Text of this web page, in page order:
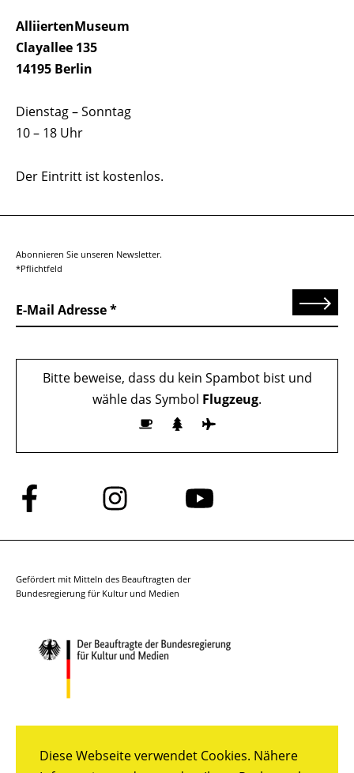
Diese Webseite verwendet Cookies. Nähere
AlliiertenMuseum
Clayallee 135
14195 Berlin
Dienstag – Sonntag
10 – 18 Uhr
Der Eintritt ist kostenlos.
Abonnieren Sie unseren Newsletter.
*Pflichtfeld
E-Mail Adresse Senden
Bitte beweise, dass du kein Spambot bist und
wähle das Symbol Flugzeug.
Folge
uns
auf
Folge
uns
auf
Folge
auf
Gefördert mit Mitteln des Beauftragten der
Bundesregierung für Kultur und Medien